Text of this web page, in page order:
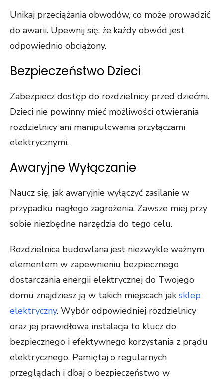
Unikaj przeciążania obwodów, co może prowadzić
do awarii. Upewnij się, że każdy obwód jest
odpowiednio obciążony.
Bezpieczeństwo Dzieci
Zabezpiecz dostęp do rozdzielnicy przed dziećmi.
Dzieci nie powinny mieć możliwości otwierania
rozdzielnicy ani manipulowania przyłączami
elektrycznymi.
Awaryjne Wyłączanie
Naucz się, jak awaryjnie wyłączyć zasilanie w
przypadku nagłego zagrożenia. Zawsze miej przy
sobie niezbędne narzędzia do tego celu.
Rozdzielnica budowlana jest niezwykle ważnym
elementem w zapewnieniu bezpiecznego
dostarczania energii elektrycznej do Twojego
domu znajdziesz ją w takich miejscach jak sklep
elektryczny. Wybór odpowiedniej rozdzielnicy
oraz jej prawidłowa instalacja to klucz do
bezpiecznego i efektywnego korzystania z prądu
elektrycznego. Pamiętaj o regularnych
przeglądach i dbaj o bezpieczeństwo w